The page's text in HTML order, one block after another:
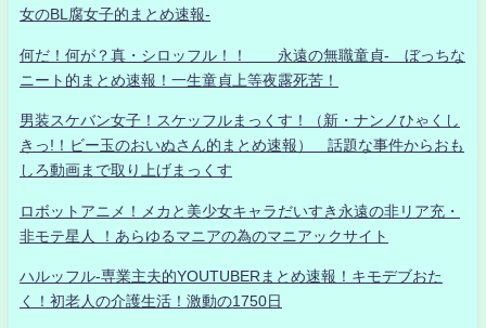
女のBL腐女子的まとめ速報-
何だ！何が？真・シロッフル！！ 永遠の無職童貞- ぼっちな
ニート的まとめ速報！一生童貞上等夜露死苦！
男装スケバン女子！スケッフルまっくす！（新・ナンノひゃくし
きっ!！ビー玉のおいぬさん的まとめ速報） 話題な事件からおも
しろ動画まで取り上げまっくす
ロボットアニメ！メカと美少女キャラだいすき永遠の非リア充・
非モテ星人 ！あらゆるマニアの為のマニアックサイト
ハルッフル-専業主夫的YOUTUBERまとめ速報！キモデブおた
く！初老人の介護生活！激動の1750日